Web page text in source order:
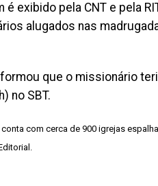
exibido pela CNT e pela
alugados nas
que o missionário
no SBT.
com cerca de 900 igrejas